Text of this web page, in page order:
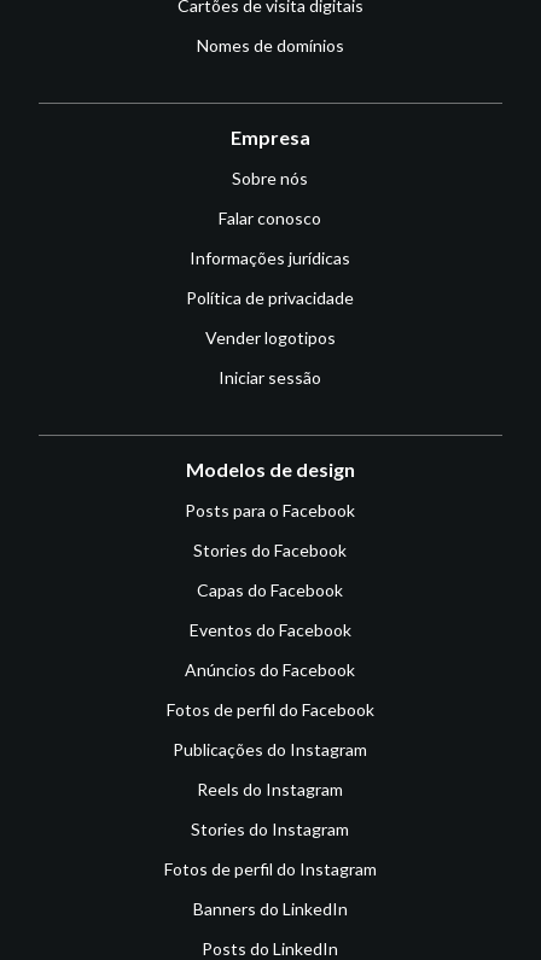
Cartões de visita digitais
Nomes de domínios
Empresa
Sobre nós
Falar conosco
Informações jurídicas
Política de privacidade
Vender logotipos
Iniciar sessão
Modelos de design
Posts para o Facebook
Stories do Facebook
Capas do Facebook
Eventos do Facebook
Anúncios do Facebook
Fotos de perfil do Facebook
Publicações do Instagram
Reels do Instagram
Stories do Instagram
Fotos de perfil do Instagram
Banners do LinkedIn
Posts do LinkedIn